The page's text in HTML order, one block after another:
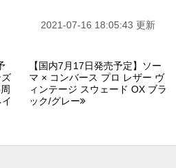
2021-07-16 18:05:43 更新
【国内7月17日発売予定】ソー
マ × コンバース プロ レザー ヴ
ィンテージ スウェード OX ブラ
ック/グレー